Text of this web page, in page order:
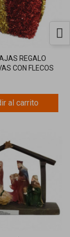
REGALO
CON FLECOS
al carrito